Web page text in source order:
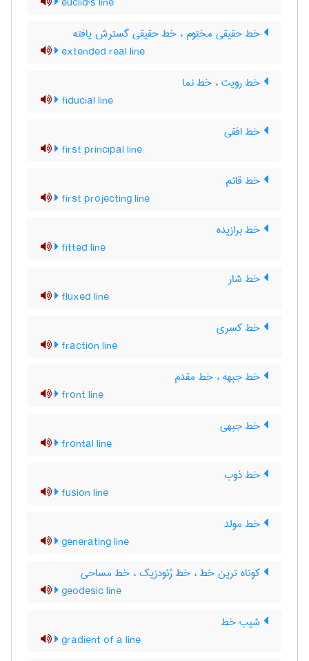
خط حقیقی مختوم ، خط حقیقی گسترش یافته
extended real line
خط رویت ، خط نما
fiducial line
خط افقی
first principal line
خط قائم
first projecting line
خط برازیده
fitted line
خط شار
fluxed line
خط کسری
fraction line
خط جبهه ، خط مقدم
front line
خط جبهی
frontal line
خط ذوب
fusion line
خط مولد
generating line
کوتاه ترین خط ، خط ژئودزیک ، خط مساحی
geodesic line
شیب خط
gradient of a line